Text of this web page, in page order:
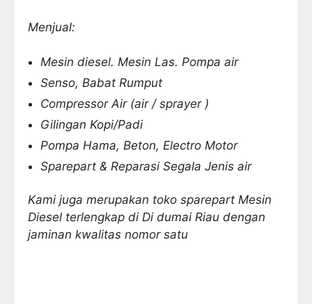
Menjual:
Mesin diesel. Mesin Las. Pompa air
Senso, Babat Rumput
Compressor Air (air / sprayer )
Gilingan Kopi/Padi
Pompa Hama, Beton, Electro Motor
Sparepart & Reparasi Segala Jenis air
Kami juga merupakan toko sparepart Mesin
Diesel terlengkap di Di dumai Riau dengan
jaminan kwalitas nomor satu